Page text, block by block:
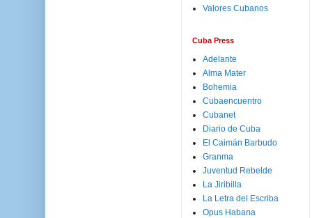
Valores Cubanos
Cuba Press
Adelante
Alma Mater
Bohemia
Cubaencuentro
Cubanet
Diario de Cuba
El Caimán Barbudo
Granma
Juventud Rebelde
La Jiribilla
La Letra del Escriba
Opus Habana